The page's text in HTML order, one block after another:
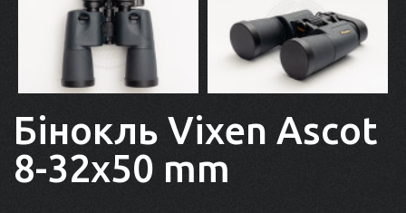
Бінокль Vixen Ascot
8-32x50 mm